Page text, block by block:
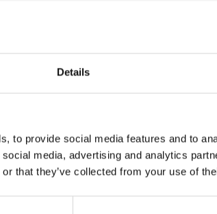
Details
to provide social media features and to
media, advertising and analytics
that they’ve collected from your use of